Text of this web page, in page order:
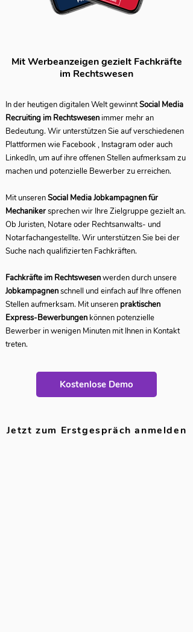
Mit Werbeanzeigen gezielt Fachkräfte
im Rechtswesen
Kostenlose Demo
Jetzt zum Erstgespräch anmelden
In der heutigen digitalen Welt gewinntSocial Media
Recruiting im Rechtswesen immer mehr an
Bedeutung. Wir unterstützen Sie auf verschiedenen
Plattformen wie Facebook , Instagram oder auch
LinkedIn, um auf ihre offenen Stellen aufmerksam zu
machen und potenzielle Bewerber zu erreichen.
Mit unserenSocial Media Jobkampagnen für
Mechanikersprechen wir Ihre Zielgruppe gezielt an.
Ob Juristen, Notare oder Rechtsanwalts- und
Notarfachangestellte. Wir unterstützen Sie bei der
Suche nach qualifizierten Fachkräften.
Fachkräfte im Rechtswesenwerden durch unsere
Jobkampagnenschnell und einfach auf Ihre offenen
Stellen aufmerksam. Mit unseren praktischen
Express-Bewerbungen können potenzielle
Bewerber in wenigen Minuten mit Ihnen in Kontakt
treten.